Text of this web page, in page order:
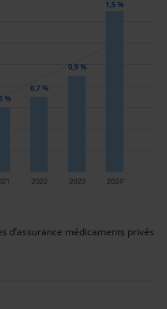
d’assurance médicaments privés